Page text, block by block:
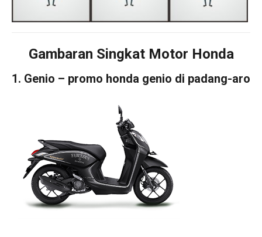
Gambaran Singkat Motor Honda
1. Genio – promo honda genio di padang-aro